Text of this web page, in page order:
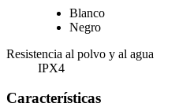
Blanco
Negro
Resistencia al polvo y al agua
IPX4
Características